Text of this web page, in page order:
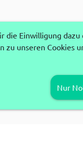
Einwilligung dazu
unseren Cookies
Nur